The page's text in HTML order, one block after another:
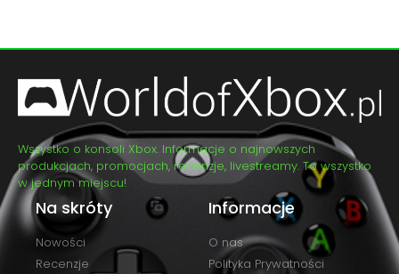
Wszystko o konsoli Xbox. Informacje o najnowszych
produkcjach, promocjach, recenzje, livestreamy. To wszystko
w jednym miejscu!
Na skróty
Nowości
Recenzje
Informacje
O nas
Polityka Prywatności